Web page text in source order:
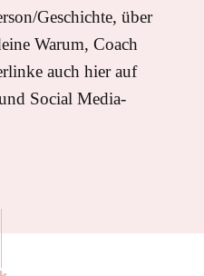
Geschichte, über
Warum, Coach
auch hier auf
Social Media-